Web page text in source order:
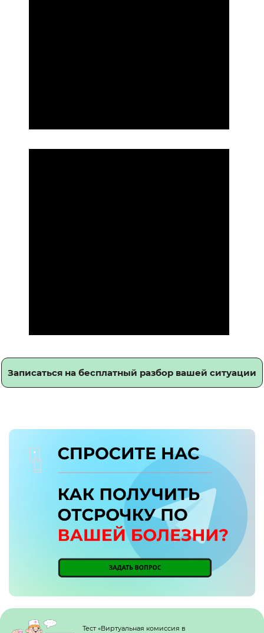
Записаться на бесплатный разбор вашей ситуации
Тест «Виртуальная комиссия в